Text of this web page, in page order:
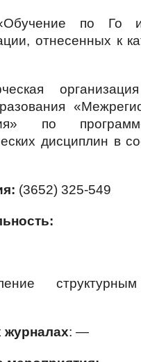
по
отнесенных к
по
дисциплин в
(3652) 325-549
структурным
журналах: —